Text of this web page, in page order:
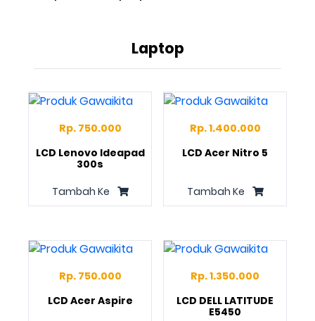
Laptop
Rp. 750.000
LCD Lenovo Ideapad
300s
Tambah Ke
Rp. 1.400.000
LCD Acer Nitro 5
Tambah Ke
Rp. 750.000
LCD Acer Aspire
Rp. 1.350.000
LCD DELL LATITUDE
E5450